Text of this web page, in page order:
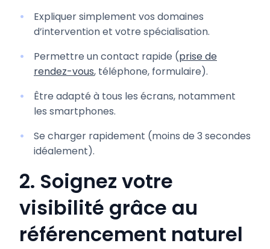
Expliquer simplement vos domaines
d’intervention et votre spécialisation.
Permettre un contact rapide (prise de
rendez-vous, téléphone, formulaire).
Être adapté à tous les écrans, notamment
les smartphones.
Se charger rapidement (moins de 3 secondes
idéalement).
2. Soignez votre
visibilité grâce au
référencement naturel